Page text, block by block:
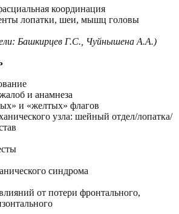
координация
лопатки, шеи, мышц головы
Башкирцев Г.С., Чуйнышена А.А.)
и анамнеза
и «желтых» флагов
узла: шейный отдел/лопатка/
синдрома
от потери фронтального,